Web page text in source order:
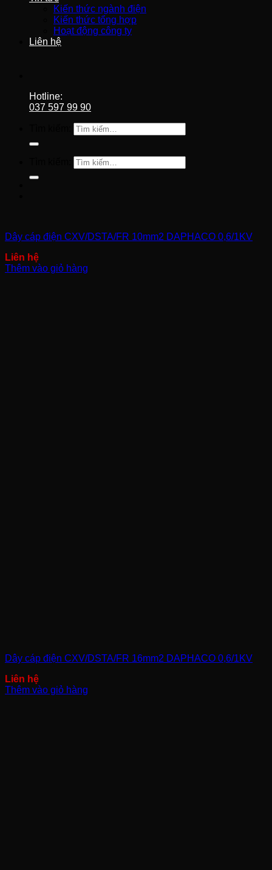
Kiến thức ngành điện
Kiến thức tổng hợp
Hoạt động công ty
Liên hệ
Hotline:
037 597 99 90
Dây cáp điện CXV/DSTA/FR 10mm2 DAPHACO 0,6/1KV
Thêm vào giỏ hàng
Dây cáp điện CXV/DSTA/FR 16mm2 DAPHACO 0,6/1KV
Thêm vào giỏ hàng